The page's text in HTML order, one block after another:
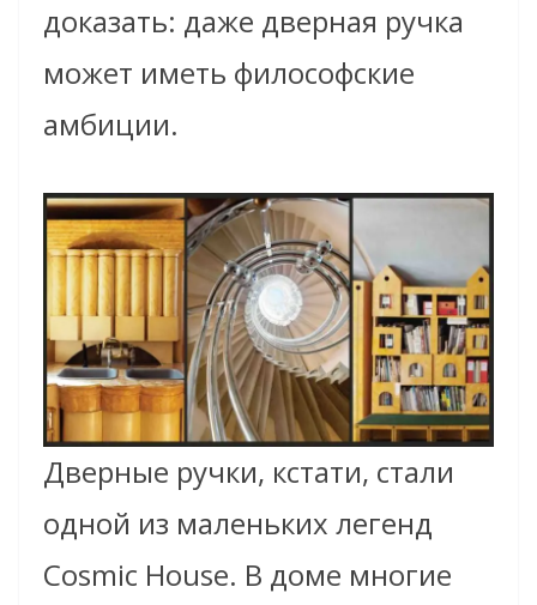
доказать: даже дверная ручка
может иметь философские
амбиции.
Дверные ручки, кстати, стали
одной из маленьких легенд
Cosmic House. В доме многие